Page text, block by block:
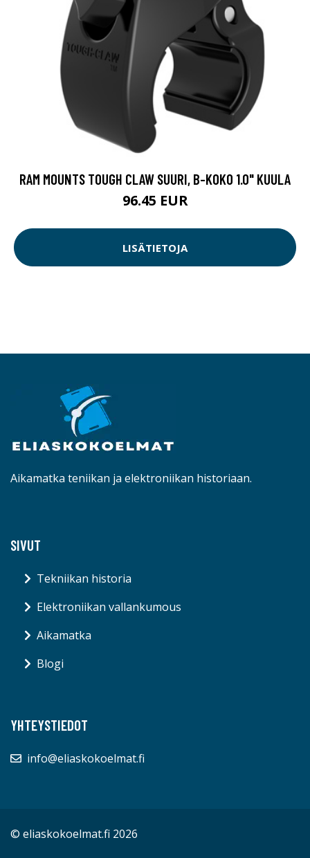
RAM MOUNTS TOUGH CLAW SUURI, B-KOKO 1.0" KUULA
96.45 EUR
LISÄTIETOJA
Aikamatka teniikan ja elektroniikan historiaan.
SIVUT
Tekniikan historia
Elektroniikan vallankumous
Aikamatka
Blogi
YHTEYSTIEDOT
info@eliaskokoelmat.fi
© eliaskokoelmat.fi 2026